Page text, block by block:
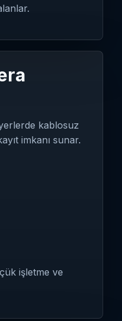
kablosuz
imkanı sunar.
işletme ve